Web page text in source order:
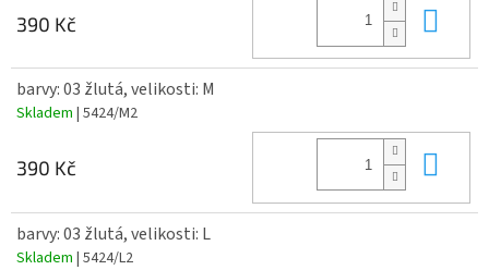
390 Kč
barvy: 03 žlutá, velikosti: M
Skladem | 5424/M2
390 Kč
barvy: 03 žlutá, velikosti: L
Skladem | 5424/L2